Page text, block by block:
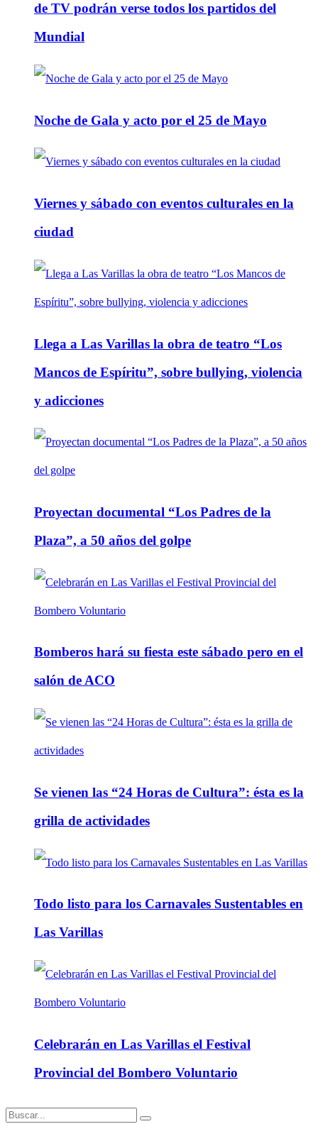
de TV podrán verse todos los partidos del
Mundial
Noche de Gala y acto por el 25 de Mayo
Viernes y sábado con eventos culturales en la
ciudad
Llega a Las Varillas la obra de teatro “Los
Mancos de Espíritu”, sobre bullying, violencia
y adicciones
Proyectan documental “Los Padres de la
Plaza”, a 50 años del golpe
Bomberos hará su fiesta este sábado pero en el
salón de ACO
Se vienen las “24 Horas de Cultura”: ésta es la
grilla de actividades
Todo listo para los Carnavales Sustentables en
Las Varillas
Celebrarán en Las Varillas el Festival
Provincial del Bombero Voluntario